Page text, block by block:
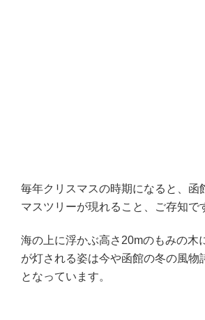
毎年クリスマスの時期になると、函
マスツリーが現れること、ご存知で
海の上に浮かぶ高さ20mのもみの木
が灯される姿は今や函館の冬の風物
となっています。